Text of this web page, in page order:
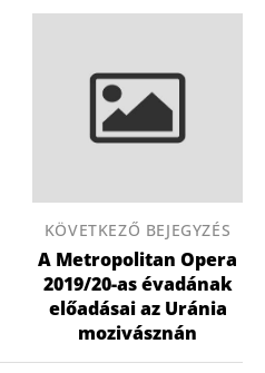
KÖVETKEZŐ BEJEGYZÉS
A Metropolitan Opera
2019/20-as évadának
előadásai az Uránia
mozivásznán